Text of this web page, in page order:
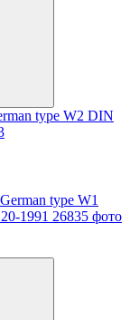
type W2 DIN